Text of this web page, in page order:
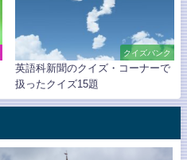
クイズバンク
英語科新聞のクイズ・コーナーで
扱ったクイズ15題